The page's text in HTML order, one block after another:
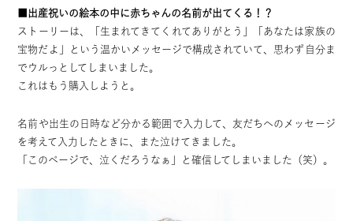
■出産祝いの絵本の中に赤ちゃんの名前が出てくる！？
ストーリーは、「生まれてきてくれてありがとう」「あなたは家族の
宝物だよ」という温かいメッセージで構成されていて、思わず自分ま
でウルっとしてしまいました。
これはもう購入しようと。
名前や出生の日時など分かる範囲で入力して、友だちへのメッセージ
を考えて入力したときに、また泣けてきました。
「このページで、泣くだろうなぁ」と確信してしまいました（笑）。